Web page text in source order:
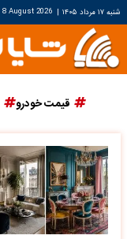
شنبه ۱۷ مرداد ۱۴۰۵ |
8 August 2026
قیمت خودرو